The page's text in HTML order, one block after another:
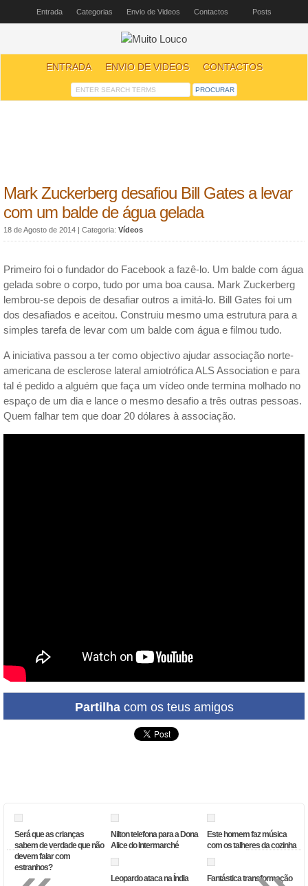
Entrada Categorias Envio de Videos Contactos Posts
ENTRADA ENVIO DE VIDEOS CONTACTOS
Mark Zuckerberg desafiou Bill Gates a levar
com um balde de água gelada
18 de Agosto de 2014 | Categoria: Vídeos
Primeiro foi o fundador do Facebook a fazê-lo. Um balde com água
gelada sobre o corpo, tudo por uma boa causa. Mark Zuckerberg
lembrou-se depois de desafiar outros a imitá-lo. Bill Gates foi um
dos desafiados e aceitou. Construiu mesmo uma estrutura para a
simples tarefa de levar com um balde com água e filmou tudo.
A iniciativa passou a ter como objectivo ajudar associação norte-
americana de esclerose lateral amiotrófica ALS Association e para
tal é pedido a alguém que faça um vídeo onde termina molhado no
espaço de um dia e lance o mesmo desafio a três outras pessoas.
Quem falhar tem que doar 20 dólares à associação.
Partilhacom os teus amigos
Será que as crianças
sabem de verdade que não
devem falar com
estranhos?
Nilton telefona para a Dona
Alice do Intermarché
Este homem faz música
com os talheres da cozinha
Leopardo ataca na Índia
Fantástica transformação